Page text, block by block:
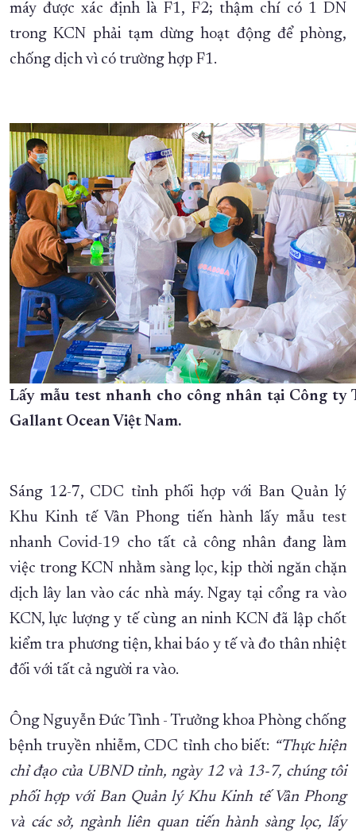
máy được xác định là F1, F2; thậm chí có 1 DN
trong KCN phải tạm dừng hoạt động để phòng,
chống dịch vì có trường hợp F1.
Lấy mẫu test nhanh cho công nhân tại Công ty
Gallant Ocean Việt Nam.
Sáng 12-7, CDC tỉnh phối hợp với Ban Quản lý
Khu Kinh tế Vân Phong tiến hành lấy mẫu test
nhanh Covid-19 cho tất cả công nhân đang làm
việc trong KCN nhằm sàng lọc, kịp thời ngăn chặn
dịch lây lan vào các nhà máy. Ngay tại cổng ra vào
KCN, lực lượng y tế cùng an ninh KCN đã lập chốt
kiểm tra phương tiện, khai báo y tế và đo thân nhiệt
đối với tất cả người ra vào.
Ông Nguyễn Đức Tình - Trưởng khoa Phòng chống
bệnh truyền nhiễm, CDC tỉnh cho biết: “Thực hiện
chỉ đạo của UBND tỉnh, ngày 12 và 13-7, chúng tôi
phối hợp với Ban Quản lý Khu Kinh tế Vân Phong
và các sở, ngành liên quan tiến hành sàng lọc, lấy